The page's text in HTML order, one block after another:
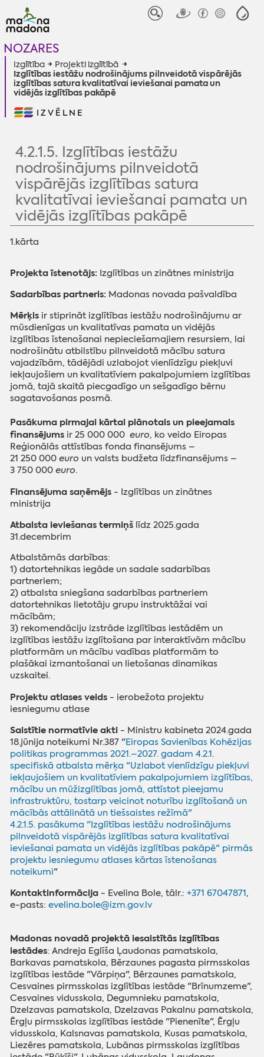
NOZARES
Izglītība Projekti izglītībā
Izglītības iestāžu nodrošinājums pilnveidotā vispārējās
izglītības satura kvalitatīvai ieviešanai pamata un
vidējās izglītības pakāpē
IZVĒLNE
4.2.1.5. Izglītības iestāžu
nodrošinājums pilnveidotā
vispārējās izglītības satura
kvalitatīvai ieviešanai pamata un
vidējās izglītības pakāpē
1.kārta
Projekta īstenotājs: Izglītības un zinātnes ministrija
Sadarbības partneris: Madonas novada pašvaldība
Mērķis irstiprināt izglītības iestāžu nodrošinājumu ar
mūsdienīgas un kvalitatīvas pamata un vidējās
izglītības īstenošanai nepieciešamajiem resursiem, lai
nodrošinātu atbilstību pilnveidotā mācību satura
vajadzībām, tādējādi uzlabojot vienlīdzīgu piekļuvi
iekļaujošiem un kvalitatīviem pakalpojumiem izglītības
jomā, tajā skaitā piecgadīgo un sešgadīgo bērnu
sagatavošanas posmā.
Pasākuma pirmajai kārtai plānotais un pieejamais
finansējums ir 25 000 000euro, ko veido Eiropas
Reģionālās attīstības fonda finansējums –
21 250 000euro un valsts budžeta līdzfinansējums –
3 750 000euro.
Finansējuma saņēmējs - Izglītības un zinātnes
ministrija
Atbalsta ieviešanas termiņš līdz 2025.gada
31.decembrim
Atbalstāmās darbības:
1) datortehnikas iegāde un sadale sadarbības
partneriem;
2) atbalsta sniegšana sadarbības partneriem
datortehnikas lietotāju grupu instruktāžai vai
mācībām;
3) rekomendāciju izstrāde izglītības iestādēm un
izglītības iestāžu izglītošana par interaktīvām mācību
platformām un mācību vadības platformām to
plašākai izmantošanai un lietošanas dinamikas
uzskaitei.
Projektu atlases veids - ierobežota projektu
iesniegumu atlase
Saistītie normatīvie akti - Ministru kabineta 2024.gada
18.jūnija noteikumi Nr.387 "Eiropas Savienības Kohēzijas
politikas programmas 2021.–2027. gadam 4.2.1.
specifiskā atbalsta mērķa "Uzlabot vienlīdzīgu piekļuvi
iekļaujošiem un kvalitatīviem pakalpojumiem izglītības,
mācību un mūžizglītības jomā, attīstot pieejamu
infrastruktūru, tostarp veicinot noturību izglītošanā un
mācībās attālinātā un tiešsaistes režīmā"
4.2.1.5. pasākuma "Izglītības iestāžu nodrošinājums
pilnveidotā vispārējās izglītības satura kvalitatīvai
ieviešanai pamata un vidējās izglītības pakāpē" pirmās
projektu iesniegumu atlases kārtas īstenošanas
noteikumi"
Kontaktinformācija - Evelina Bole, tālr.:+371 67047871,
e-pasts:evelina.bole@izm.gov.lv
Madonas novadā projektā iesaistītās izglītības
iestādes: Andreja Eglīša Ļaudonas pamatskola,
Barkavas pamatskola, Bērzaunes pagasta pirmsskolas
izglītības iestāde "Vārpiņa", Bērzaunes pamatskola,
Cesvaines pirmsskolas izglītības iestāde "Brīnumzeme",
Cesvaines vidusskola, Degumnieku pamatskola,
Dzelzavas pamatskola, Dzelzavas Pakalnu pamatskola,
Ērgļu pirmsskolas izglītības iestāde "Pienenīte", Ērgļu
vidusskola, Kalsnavas pamatskola, Kusas pamatskola,
Liezēres pamatskola, Lubānas pirmsskolas izglītības